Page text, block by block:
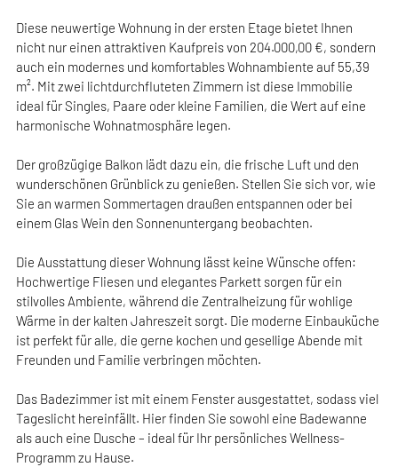
Diese neuwertige Wohnung in der ersten Etage bietet Ihnen
nicht nur einen attraktiven Kaufpreis von 204.000,00 €, sondern
auch ein modernes und komfortables Wohnambiente auf 55,39
m². Mit zwei lichtdurchfluteten Zimmern ist diese Immobilie
ideal für Singles, Paare oder kleine Familien, die Wert auf eine
harmonische Wohnatmosphäre legen.
Der großzügige Balkon lädt dazu ein, die frische Luft und den
wunderschönen Grünblick zu genießen. Stellen Sie sich vor, wie
Sie an warmen Sommertagen draußen entspannen oder bei
einem Glas Wein den Sonnenuntergang beobachten.
Die Ausstattung dieser Wohnung lässt keine Wünsche offen:
Hochwertige Fliesen und elegantes Parkett sorgen für ein
stilvolles Ambiente, während die Zentralheizung für wohlige
Wärme in der kalten Jahreszeit sorgt. Die moderne Einbauküche
ist perfekt für alle, die gerne kochen und gesellige Abende mit
Freunden und Familie verbringen möchten.
Das Badezimmer ist mit einem Fenster ausgestattet, sodass viel
Tageslicht hereinfällt. Hier finden Sie sowohl eine Badewanne
als auch eine Dusche – ideal für Ihr persönliches Wellness-
Programm zu Hause.